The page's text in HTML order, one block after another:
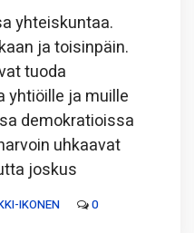
yhteiskuntaa.
ja toisinpäin.
tuoda
yhtiöille ja muille
demokratioissa
uhkaavat
joskus
IKONEN 0